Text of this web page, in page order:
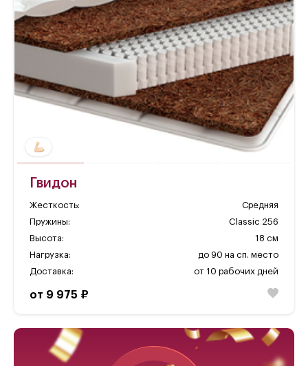
Гвидон
Жесткость:
Средняя
Пружины:
Classic 256
Высота:
18 см
Нагрузка:
до 90 на сп. место
Доставка:
от 10 рабочих дней
от 9 975 ₽